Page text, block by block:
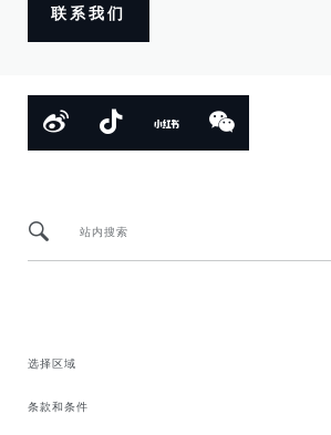
联系我们
站内搜索
选择区域
条款和条件